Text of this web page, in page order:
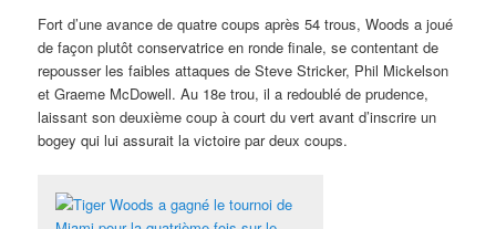
Fort d’une avance de quatre coups après 54 trous, Woods a joué
de façon plutôt conservatrice en ronde finale, se contentant de
repousser les faibles attaques de Steve Stricker, Phil Mickelson
et Graeme McDowell. Au 18e trou, il a redoublé de prudence,
laissant son deuxième coup à court du vert avant d’inscrire un
bogey qui lui assurait la victoire par deux coups.